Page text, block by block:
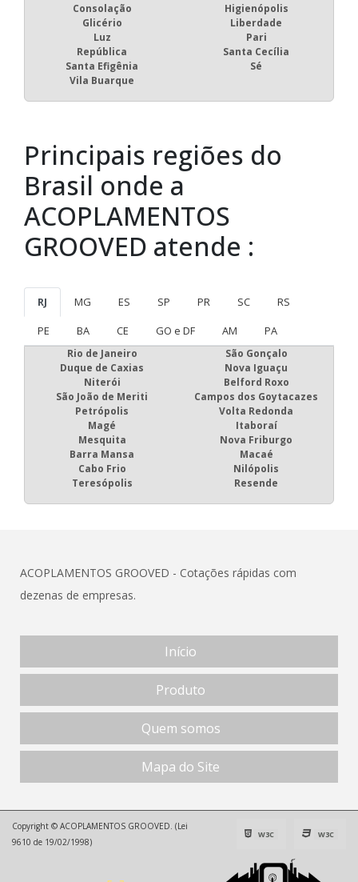
Consolação
Higienópolis
Glicério
Liberdade
Luz
Pari
República
Santa Cecília
Santa Efigênia
Sé
Vila Buarque
Principais regiões do
Brasil onde a
ACOPLAMENTOS
GROOVED atende :
RJ MG ES SP PR SC
RS
PE
BA CE GO e DF AM PA
Rio de Janeiro
São Gonçalo
Duque de Caxias
Nova Iguaçu
Niterói
Belford Roxo
São João de Meriti
Campos dos Goytacazes
Petrópolis
Volta Redonda
Magé
Itaboraí
Mesquita
Nova Friburgo
Barra Mansa
Macaé
Cabo Frio
Nilópolis
Teresópolis
Resende
ACOPLAMENTOS GROOVED - Cotações rápidas com
dezenas de empresas.
Início
Produto
Quem somos
Mapa do Site
Copyright © ACOPLAMENTOS GROOVED. (Lei
9610 de 19/02/1998)
W3C W3C